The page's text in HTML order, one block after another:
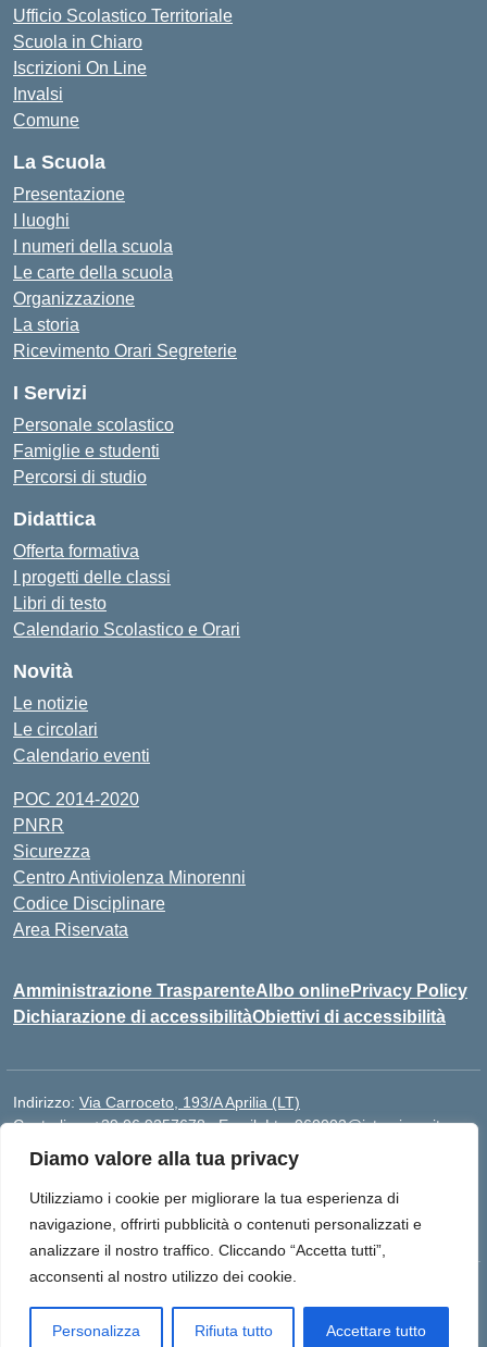
Diamo valore alla tua privacy
Utilizziamo i cookie per migliorare la tua esperienza di
navigazione, offrirti pubblicità o contenuti personalizzati e
analizzare il nostro traffico. Cliccando “Accetta tutti”,
acconsenti al nostro utilizzo dei cookie.
Personalizza Rifiuta tutto Accettare tutto
Ufficio Scolastico Territoriale
Scuola in Chiaro
Iscrizioni On Line
Invalsi
Comune
La Scuola
Presentazione
I luoghi
I numeri della scuola
Le carte della scuola
Organizzazione
La storia
Ricevimento Orari Segreterie
I Servizi
Personale scolastico
Famiglie e studenti
Percorsi di studio
Didattica
Offerta formativa
I progetti delle classi
Libri di testo
Calendario Scolastico e Orari
Novità
Le notizie
Le circolari
Calendario eventi
POC 2014-2020
PNRR
Sicurezza
Centro Antiviolenza Minorenni
Codice Disciplinare
Area Riservata
Amministrazione TrasparenteAlbo onlinePrivacy Policy
Dichiarazione di accessibilitàObiettivi di accessibilità
Indirizzo: Via Carroceto, 193/A Aprilia (LT)
Centralino:+39 06 9257678 Email:Ltps060002@istruzione.it
Posta elettronica certificata (PEC):Ltps060002@pec.istruzione.it
Codice meccanografico:
LTPS060002